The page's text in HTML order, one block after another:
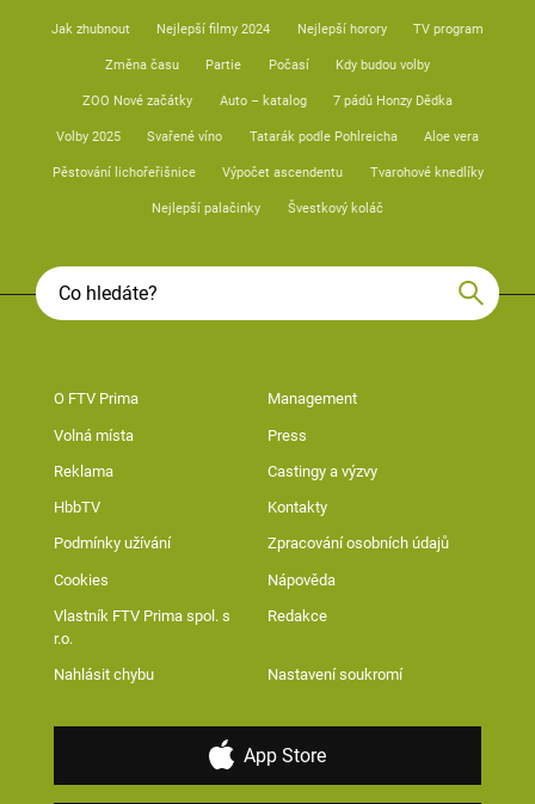
Jak zhubnout Nejlepší filmy 2024 Nejlepší horory TV program
Změna času Partie Počasí Kdy budou volby
ZOO Nové začátky Auto – katalog 7 pádů Honzy Dědka
Volby 2025 Svařené víno Tatarák podle Pohlreicha Aloe vera
Pěstování lichořeřišnice Výpočet ascendentu Tvarohové knedlíky
Nejlepší palačinky Švestkový koláč
O FTV Prima Management
Volná místa Press
Reklama Castingy a výzvy
HbbTV Kontakty
Podmínky užívání Zpracování osobních údajů
Cookies Nápověda
Vlastník FTV Prima spol. s
r.o.
Redakce
Nahlásit chybu Nastavení soukromí
App Store